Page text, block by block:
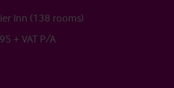
Inn (138 rooms)
+ VAT P/A